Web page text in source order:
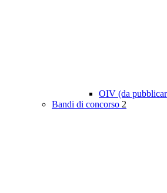
OIV (da
Bandi di concorso 2